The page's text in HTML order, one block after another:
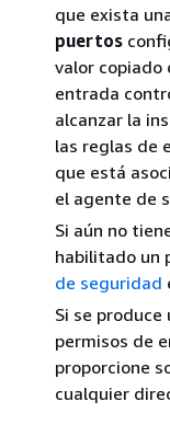
que exista
puertos
valor copiado
entrada
alcanzar la
las reglas de
que está
el agente de
Si aún no
habilitado un
de seguridad
Si se
permisos de
proporcione
cualquier